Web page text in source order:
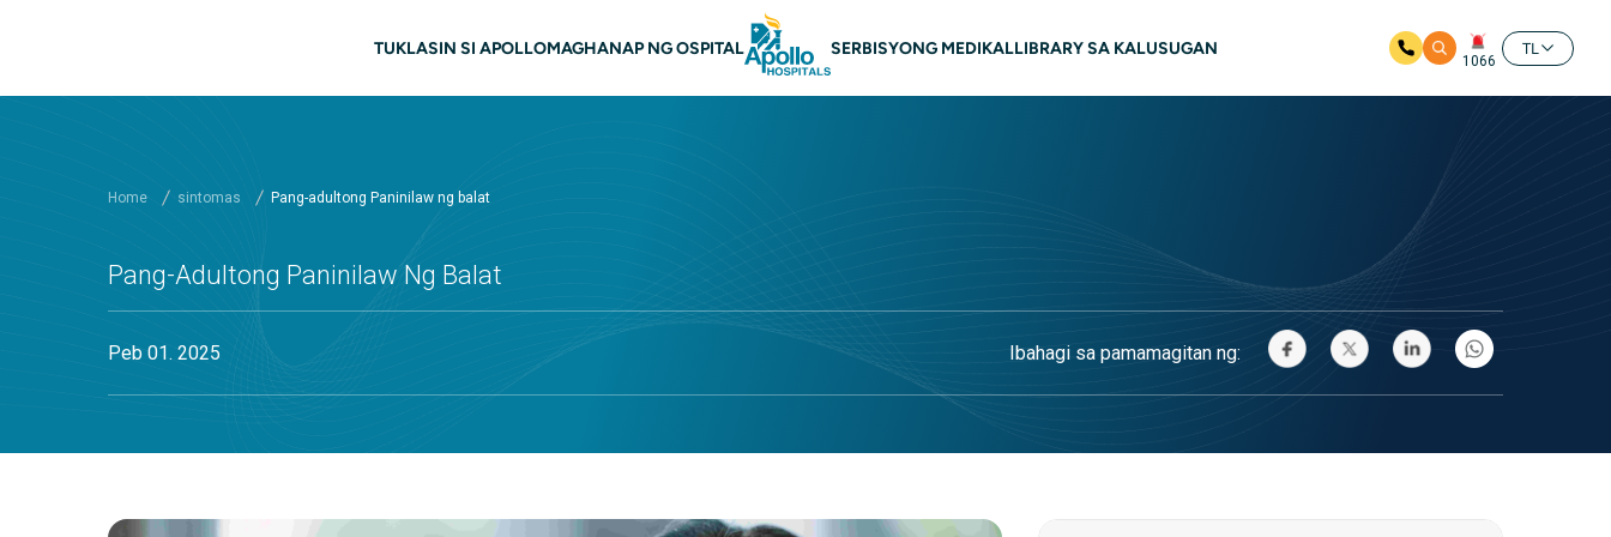
TUKLASIN SI APOLLOMAGHANAP NG OSPITAL SERBISYONG MEDIKALLIBRARY SA KALUSUGAN
1066
TL
Home sintomas Pang-adultong Paninilaw ng balat
Pang-Adultong Paninilaw Ng Balat
Peb 01. 2025 Ibahagi sa pamamagitan ng: